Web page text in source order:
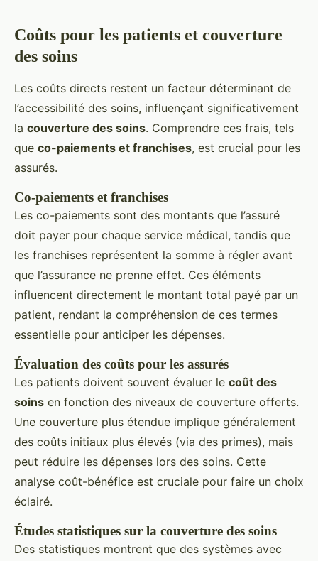
Coûts pour les patients et couverture
des soins
Les coûts directs restent un facteur déterminant de
l’accessibilité des soins, influençant significativement
la couverture des soins. Comprendre ces frais, tels
que co-paiements et franchises, est crucial pour les
assurés.
Co-paiements et franchises
Les co-paiements sont des montants que l’assuré
doit payer pour chaque service médical, tandis que
les franchises représentent la somme à régler avant
que l’assurance ne prenne effet. Ces éléments
influencent directement le montant total payé par un
patient, rendant la compréhension de ces termes
essentielle pour anticiper les dépenses.
Évaluation des coûts pour les assurés
Les patients doivent souvent évaluer le coût des
soins en fonction des niveaux de couverture offerts.
Une couverture plus étendue implique généralement
des coûts initiaux plus élevés (via des primes), mais
peut réduire les dépenses lors des soins. Cette
analyse coût-bénéfice est cruciale pour faire un choix
éclairé.
Études statistiques sur la couverture des soins
Des statistiques montrent que des systèmes avec